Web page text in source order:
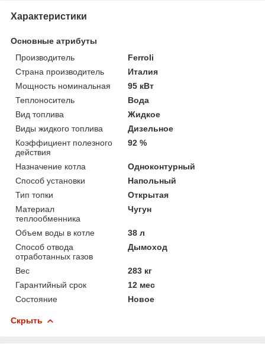
Характеристики
Основные атрибуты
Производитель
Ferroli
Страна производитель
Италия
Мощность номинальная
95 кВт
Теплоноситель
Вода
Вид топлива
Жидкое
Виды жидкого топлива
Дизельное
Коэффициент полезного
действия
92 %
Назначение котла
Одноконтурный
Способ установки
Напольный
Тип топки
Открытая
Материал
теплообменника
Чугун
Объем воды в котле
38 л
Способ отвода
отработанных газов
Дымоход
Вес
283 кг
Гарантийный срок
12 мес
Состояние
Новое
Скрыть